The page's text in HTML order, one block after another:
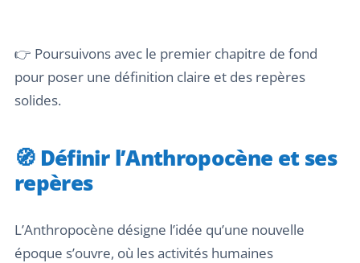
👉 Poursuivons avec le premier chapitre de fond
pour poser une définition claire et des repères
solides.
🧭 Définir l’Anthropocène et ses
repères
L’Anthropocène désigne l’idée qu’une nouvelle
époque s’ouvre, où les activités humaines